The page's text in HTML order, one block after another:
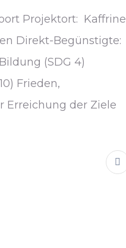
Projektort: Kaffrine
Direkt-Begünstigte:
(SDG 4)
Frieden,
Erreichung der Ziele